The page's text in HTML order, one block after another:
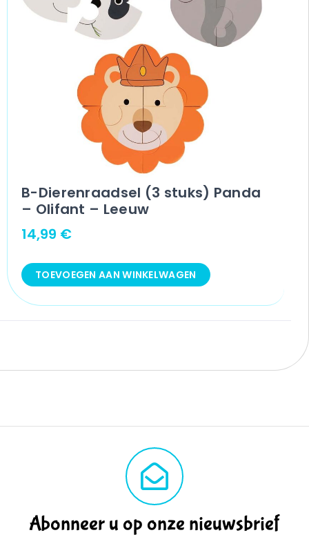
B-Dierenraadsel (3 stuks) Panda
– Olifant – Leeuw
14,99 €
TOEVOEGEN AAN WINKELWAGEN
Abonneer u op onze nieuwsbrief